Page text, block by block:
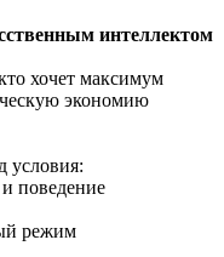
интеллектом
хочет максимум
экономию
условия:
поведение
режим